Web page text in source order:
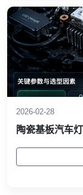
2026-02-28
陶瓷基板汽车